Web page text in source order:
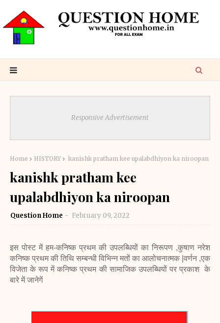
Responsive Advertisement
Home HISTORY kanishk pratham kee upalabdhiyon ka niroopan
kanishk pratham kee
upalabdhiyon ka niroopan
Question Home February 09, 2022
इस पोस्ट में हम-कनिष्क प्रथम की उपलब्धियों का निरूपण ,कुषाण नरेश
कनिष्क प्रथम की तिथि सम्बन्धी विभिन्न मतों का आलोचनात्मक |वर्णन ,एक
विजेता के रूप में कनिष्क प्रथम की सामाजिक उपलब्धियों पर प्रकाश के
बारे में जानेगें